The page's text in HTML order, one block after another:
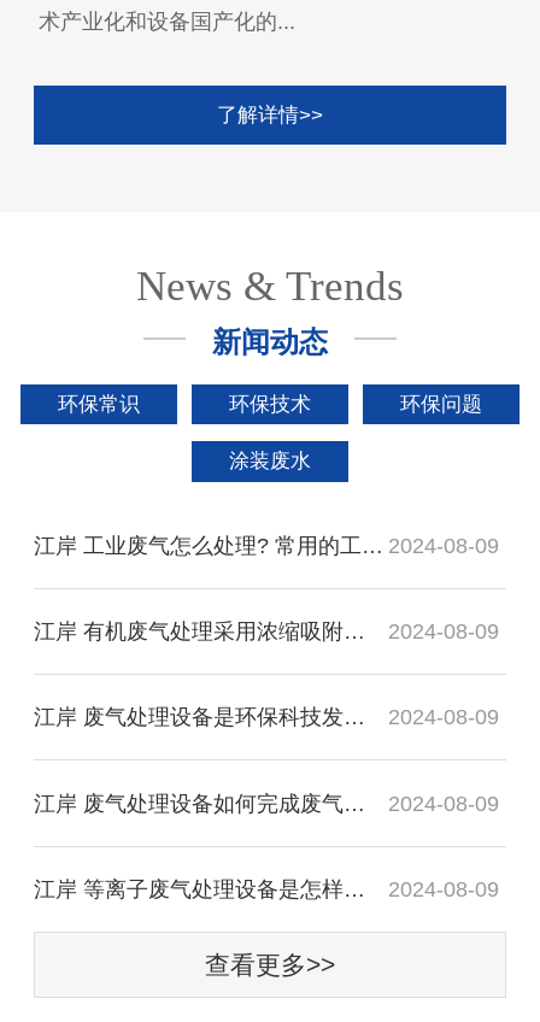
术产业化和设备国产化的...
了解详情>>
News & Trends
新闻动态
环保常识 环保技术 环保问题
涂装废水
江岸 工业废气怎么处理? 常用的工业废气处理设备有哪些? 2024-08-09
江岸 有机废气处理采用浓缩吸附净化装置简介 2024-08-09
江岸 废气处理设备是环保科技发展的推动力! 2024-08-09
江岸 废气处理设备如何完成废气处理 2024-08-09
江岸 等离子废气处理设备是怎样工作原理 2024-08-09
查看更多>>